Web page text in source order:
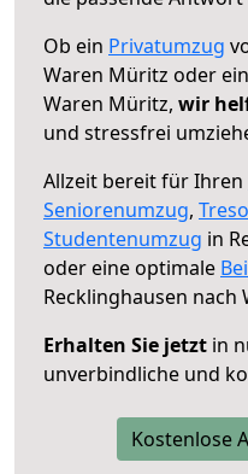
Ob ein Privatumzug
Waren Müritz oder
Waren Müritz, wir
und stressfrei
Allzeit bereit für Ihren
Seniorenumzug,
Studentenumzug in
oder eine optimale
Recklinghausen nach
Erhalten Sie jetzt in
unverbindliche und
Kostenlose